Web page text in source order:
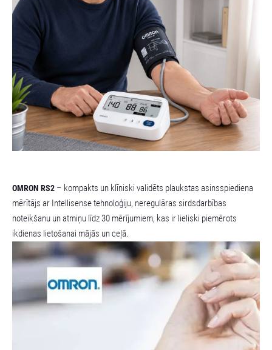
OMRON RS2 – kompakts un klīniski validēts plaukstas asinsspiediena
mērītājs ar Intellisense tehnoloģiju, neregulāras sirdsdarbības
noteikšanu un atmiņu līdz 30 mērījumiem, kas ir lieliski piemērots
ikdienas lietošanai mājās un ceļā.